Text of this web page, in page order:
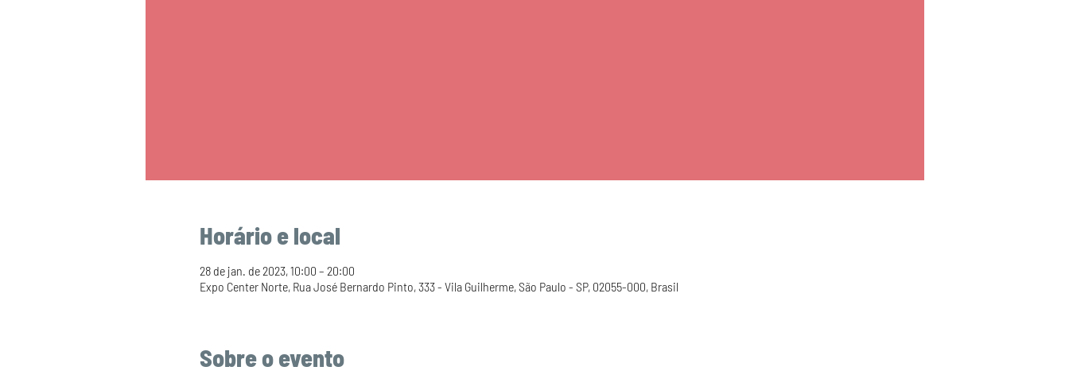
Horário e local
28 de jan. de 2023, 10:00 – 20:00
Expo Center Norte, Rua José Bernardo Pinto, 333 - Vila Guilherme, São Paulo - SP, 02055-000, Brasil
Sobre o evento